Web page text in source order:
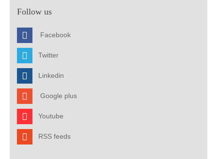
Follow us
Facebook
Twitter
Linkedin
Google plus
Youtube
RSS feeds